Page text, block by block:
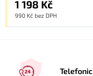
1 198 Kč
990 Kč bez DPH